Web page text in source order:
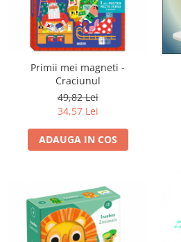
Primii mei magneti -
Craciunul
49,82 Lei
34,57 Lei
ADAUGA IN COS